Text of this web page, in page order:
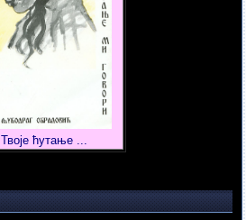
Твоје ћутање ...